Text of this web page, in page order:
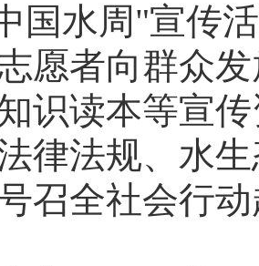
国水周"宣传
愿者向群众
识读本等宣
律法规、水
召全社会行